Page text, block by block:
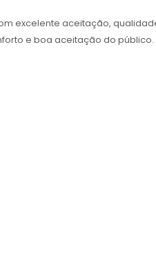
excelente aceitação,
e boa aceitação do público.